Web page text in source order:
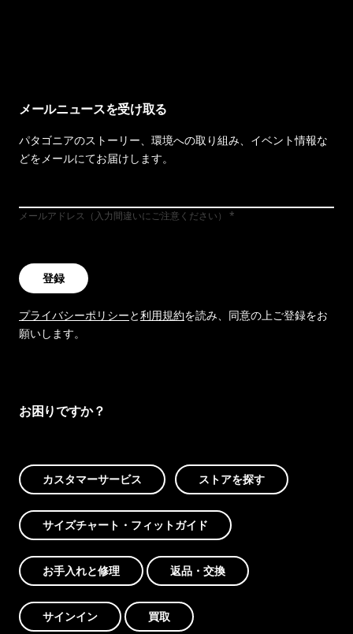
メールニュースを受け取る
パタゴニアのストーリー、環境への取り組み、イベント情報な
どをメールにてお届けします。
メールアドレス（入力間違いにご注意ください）
登録
プライバシーポリシーと利用規約を読み、同意の上ご登録をお
願いします。
お困りですか？
カスタマーサービス ストアを探す
サイズチャート・フィットガイド
お手入れと修理 返品・交換
サインイン 買取